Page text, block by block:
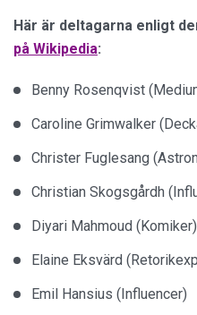
Här är deltagarna enligt
på Wikipedia:
Benny Rosenqvist
Caroline Grimwalker
Christer Fuglesang
Christian Skogsgårdh
Diyari Mahmoud (Komiker)
Elaine Eksvärd
Emil Hansius (Influencer)